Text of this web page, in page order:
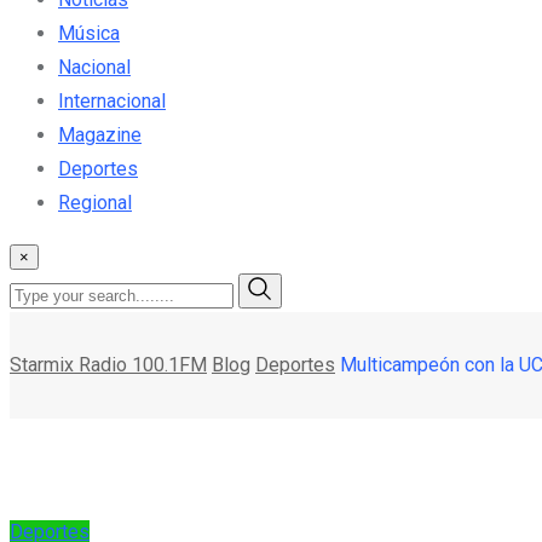
Música
Nacional
Internacional
Magazine
Deportes
Regional
×
Starmix Radio 100.1FM Blog Deportes Multicampeón con la
Deportes